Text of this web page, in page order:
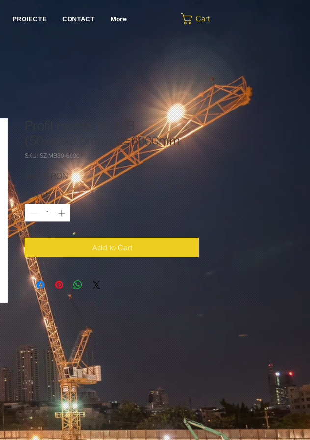
PROIECTE CONTACT More Cart
Profil montaj tip MB
(50x40x3.0mm) L=6000mm
SKU: SZ-MB30-6000
388,25 RONPrice
Quantity *
Add to Cart